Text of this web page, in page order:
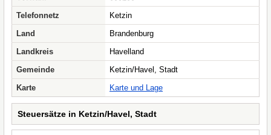
Telefonnetz
Ketzin
Land
Brandenburg
Landkreis
Havelland
Gemeinde
Ketzin/Havel, Stadt
Karte
Karte und Lage
Steuersätze in Ketzin/Havel, Stadt